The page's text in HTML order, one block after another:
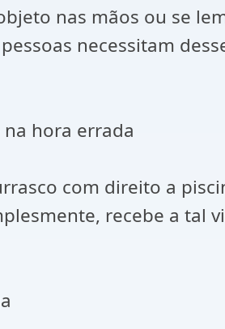
nas mãos ou se
necessitam
na hora errada
com direito a
recebe a tal